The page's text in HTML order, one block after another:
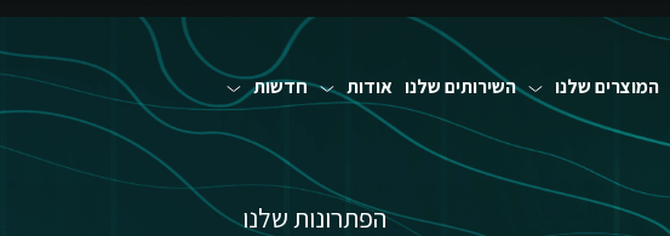
המוצרים שלנו השירותים שלנו אודות חדשות
הפתרונות שלנו